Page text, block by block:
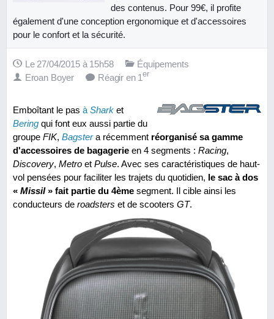
des contenus. Pour 99€, il profite
également d'une conception ergonomique et d'accessoires
pour le confort et la sécurité.
Le 27/04/2015 à 15h58
Équipements
Eroan Boyer
Réagir en 1er
Emboîtant le pas à Shark et
Bering qui font eux aussi partie du
groupe FIK, Bagstera récemment réorganisé sa gamme
d'accessoires de bagagerie en 4 segments : Racing,
Discovery, Metro et Pulse. Avec ses caractéristiques de haut-
vol pensées pour faciliter les trajets du quotidien, le sac à dos
« Missil» fait partie du 4ème segment. Il cible ainsi les
conducteurs de roadsters et de scooters GT.